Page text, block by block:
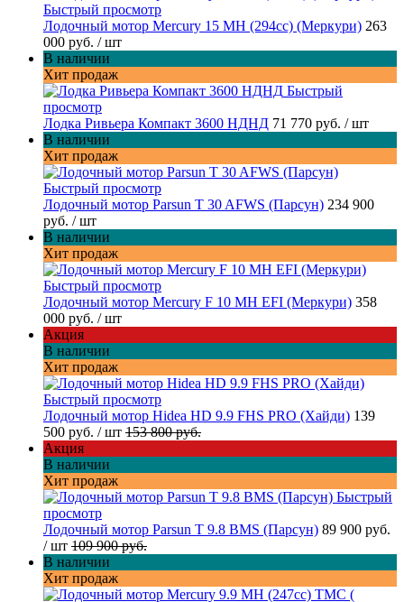
Быстрый просмотр
Лодочный мотор Mercury 15 MH (294cc) (Меркури) 263
000 руб. / шт
В наличии
Хит продаж
Быстрый
просмотр
Лодка Ривьера Компакт 3600 НДНД 71 770 руб. / шт
В наличии
Хит продаж
Быстрый просмотр
Лодочный мотор Parsun T 30 AFWS (Парсун) 234 900
руб. / шт
В наличии
Хит продаж
Быстрый просмотр
Лодочный мотор Mercury F 10 MH EFI (Меркури) 358
000 руб. / шт
Акция
В наличии
Хит продаж
Быстрый просмотр
Лодочный мотор Hidea HD 9.9 FHS PRO (Хайди) 139
500 руб. / шт 153 800 руб.
Акция
В наличии
Хит продаж
Быстрый
просмотр
Лодочный мотор Parsun T 9.8 BMS (Парсун) 89 900 руб.
/ шт 109 900 руб.
В наличии
Хит продаж